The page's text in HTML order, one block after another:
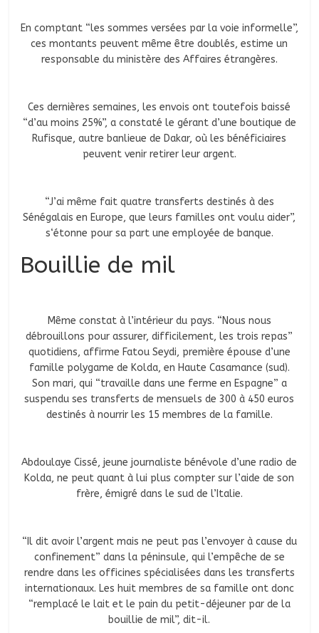
En comptant “les sommes versées par la voie informelle”,
ces montants peuvent même être doublés, estime un
responsable du ministère des Affaires étrangères.
Ces dernières semaines, les envois ont toutefois baissé
“d’au moins 25%”, a constaté le gérant d’une boutique de
Rufisque, autre banlieue de Dakar, où les bénéficiaires
peuvent venir retirer leur argent.
“J’ai même fait quatre transferts destinés à des
Sénégalais en Europe, que leurs familles ont voulu aider”,
s‘étonne pour sa part une employée de banque.
Bouillie de mil
Même constat à l’intérieur du pays. “Nous nous
débrouillons pour assurer, difficilement, les trois repas”
quotidiens, affirme Fatou Seydi, première épouse d’une
famille polygame de Kolda, en Haute Casamance (sud).
Son mari, qui “travaille dans une ferme en Espagne” a
suspendu ses transferts de mensuels de 300 à 450 euros
destinés à nourrir les 15 membres de la famille.
Abdoulaye Cissé, jeune journaliste bénévole d’une radio de
Kolda, ne peut quant à lui plus compter sur l’aide de son
frère, émigré dans le sud de l’Italie.
“Il dit avoir l’argent mais ne peut pas l’envoyer à cause du
confinement” dans la péninsule, qui l’empêche de se
rendre dans les officines spécialisées dans les transferts
internationaux. Les huit membres de sa famille ont donc
“remplacé le lait et le pain du petit-déjeuner par de la
bouillie de mil”, dit-il.